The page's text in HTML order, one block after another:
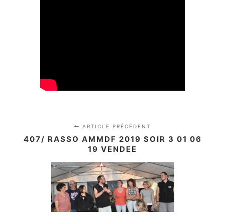
ARTICLE PRÉCÉDENT
407/ RASSO AMMDF 2019 SOIR 3 01 06
19 VENDEE